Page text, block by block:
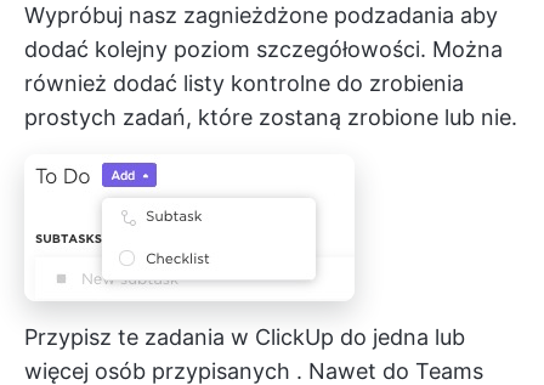
Wypróbuj nasz zagnieżdżone podzadania aby
dodać kolejny poziom szczegółowości. Można
również dodać listy kontrolne do zrobienia
prostych zadań, które zostaną zrobione lub nie.
Przypisz te zadania w ClickUp do jedna lub
więcej osób przypisanych . Nawet do Teams